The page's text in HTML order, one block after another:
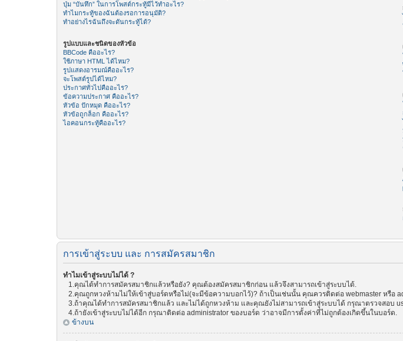
ปุ่ม “บันทึก” ในการโพสต์กระทู้มีไว้ทำอะไร?
ทำไมกระทู้ของฉันต้องรอการอนุมัติ?
ทำอย่างไรฉันถึงจะดันกระทู้ได้?
รูปแบบและชนิดของหัวข้อ
BBCode คืออะไร?
ใช้ภาษา HTML ได้ไหม?
รูปแสดงอารมณ์คืออะไร?
จะโพสต์รูปได้ไหม?
ประกาศทั่วไปคืออะไร?
ข้อความประกาศ คืออะไร?
หัวข้อ ปักหมุด คืออะไร?
หัวข้อถูกล็อก คืออะไร?
ไอคอนกระทู้คืออะไร?
การเข้าสู่ระบบ และ การสมัครสมาชิก
ทำไมเข้าสู่ระบบไม่ได้ ?
1.คุณได้ทำการสมัครสมาชิกแล้วหรือยัง? คุณต้องสมัครสมาชิกก่อน แล้วจึงสามารถเข้าสู่ระบบได้.
2.คุณถูกหวงห้ามไม่ให้เข้าสู่บอร์ดหรือไม่(จะมีข้อความบอกไว้)? ถ้าเป็นเช่นนั้น คุณควรติดต่อ webmaster หรือ
3.ถ้าคุณได้ทำการสมัครสมาชิกแล้ว และไม่ได้ถูกหวงห้าม และคุณยังไม่สามารถเข้าสู่ระบบได้ กรุณาตรวจสอบ
4.ถ้ายังเข้าสู่ระบบไม่ได้อีก กรุณาติดต่อ administrator ของบอร์ด ว่าอาจมีการตั้งค่าที่ไม่ถูกต้องเกิดขึ้นในบอร์ด.
ข้างบน